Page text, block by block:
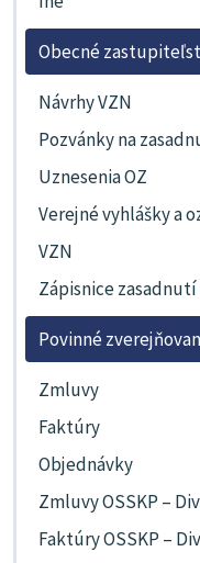
Obecné
Návrhy VZN
Pozvánky na
Uznesenia OZ
Verejné vyhlášky a
VZN
Zápisnice zasadnutí
Povinné
Zmluvy
Faktúry
Objednávky
Zmluvy OSSKP –
Faktúry OSSKP –